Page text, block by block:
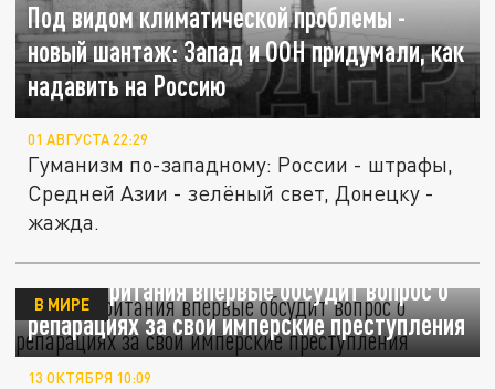
Под видом климатической проблемы -
новый шантаж: Запад и ООН придумали, как
надавить на Россию
01 АВГУСТА 22:29
Гуманизм по-западному: России - штрафы,
Средней Азии - зелёный свет, Донецку -
жажда.
Великобритания впервые обсудит вопрос о
репарациях за свои имперские преступления
В МИРЕ
13 ОКТЯБРЯ 10:09